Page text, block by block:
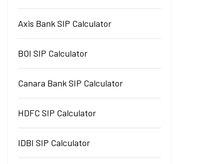
Axis Bank SIP Calculator
BOI SIP Calculator
Canara Bank SIP Calculator
HDFC SIP Calculator
IDBI SIP Calculator